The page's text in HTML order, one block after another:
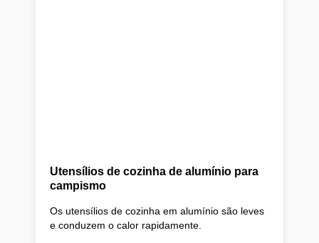
Utensílios de cozinha de alumínio para
campismo
Os utensílios de cozinha em alumínio são leves
e conduzem o calor rapidamente.